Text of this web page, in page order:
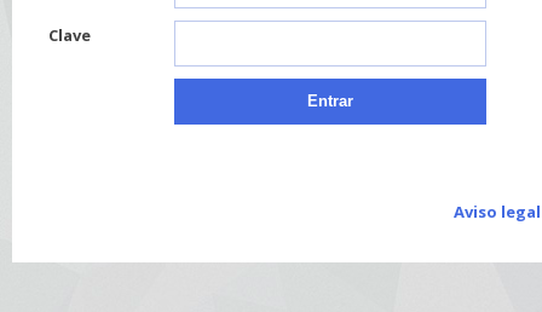
Clave
Aviso legal